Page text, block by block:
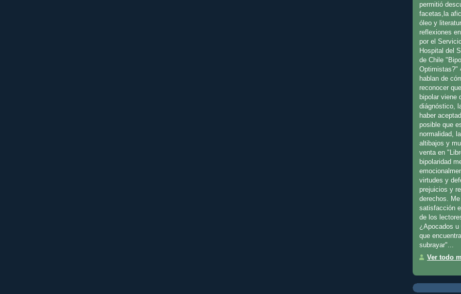
permitió
facetas,la
óleo y
reflexiones
por el
Hospital del
de Chile
Optimistas?"
hablan de
reconocer
bipolar viene
diágnóstico,
haber
posible que
normalidad,
altibajos y
venta en
bipolaridad
virtudes y
prejuicios y
derechos.
satisfacción
de los
¿Apocados
que
subrayar"...
Ver todo